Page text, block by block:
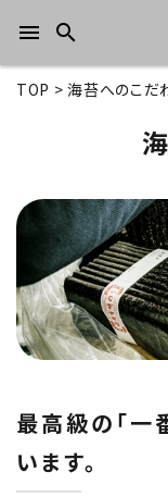
menu search
TOP 海苔へのこだ
最高級の「一
います。